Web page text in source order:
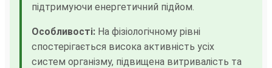
підтримуючи енергетичний підйом.
Особливості: На фізіологічному рівні
спостерігається висока активність усіх
систем організму, підвищена витривалість та